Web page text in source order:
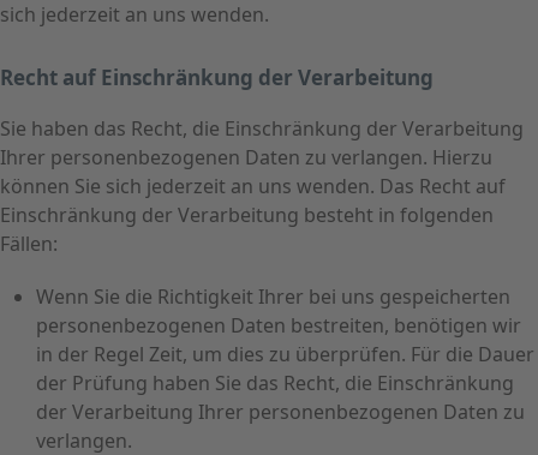
sich jederzeit an uns wenden.
Recht auf Einschränkung der Verarbeitung
Sie haben das Recht, die Einschränkung der Verarbeitung
Ihrer personenbezogenen Daten zu verlangen. Hierzu
können Sie sich jederzeit an uns wenden. Das Recht auf
Einschränkung der Verarbeitung besteht in folgenden
Fällen:
Wenn Sie die Richtigkeit Ihrer bei uns gespeicherten
personenbezogenen Daten bestreiten, benötigen wir
in der Regel Zeit, um dies zu überprüfen. Für die Dauer
der Prüfung haben Sie das Recht, die Einschränkung
der Verarbeitung Ihrer personenbezogenen Daten zu
verlangen.